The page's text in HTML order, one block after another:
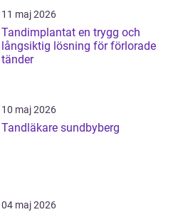
11 maj 2026
Tandimplantat en trygg och
långsiktig lösning för förlorade
tänder
10 maj 2026
Tandläkare sundbyberg
04 maj 2026